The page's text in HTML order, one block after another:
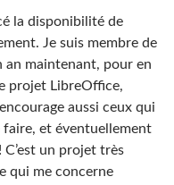
la disponibilité de
Je suis membre de
an maintenant, pour en
projet LibreOffice,
aussi ceux qui
et éventuellement
! C’est un projet très
qui me concerne